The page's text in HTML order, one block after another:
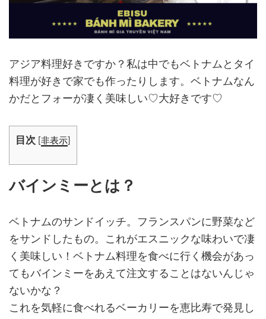
アジア料理好きですか？私は中でもベトナムとタイ
料理が好きで家でも作ったりします。ベトナムなん
かだとフォーが凄く美味しい♡大好きです♡
目次 非表示
バインミーとは？
ベトナムのサンドイッチ。フランスパンに野菜など
をサンドしたもの。これがエスニックな味わいで凄
く美味しい！ベトナム料理を食べに行く機会があっ
てもバインミーをあえて注文することはないんじゃ
ないかな？
これを気軽に食べれるベーカリーを恵比寿で発見し